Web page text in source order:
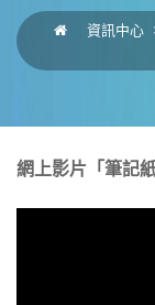
資訊中心
網上影片「筆記